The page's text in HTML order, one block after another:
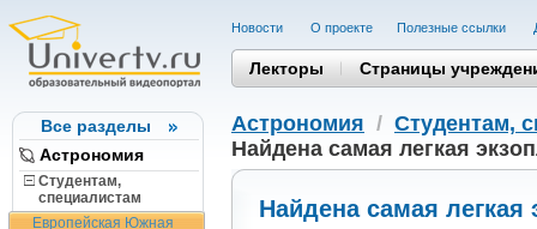
Все разделы
Астрономия
Студентам,
cпециалистам
Европейская Южная
Новости О проекте Полезные cсылки
Лекторы Страницы
Астрономия / Студентам,
Найдена самая легкая
Найдена самая легкая